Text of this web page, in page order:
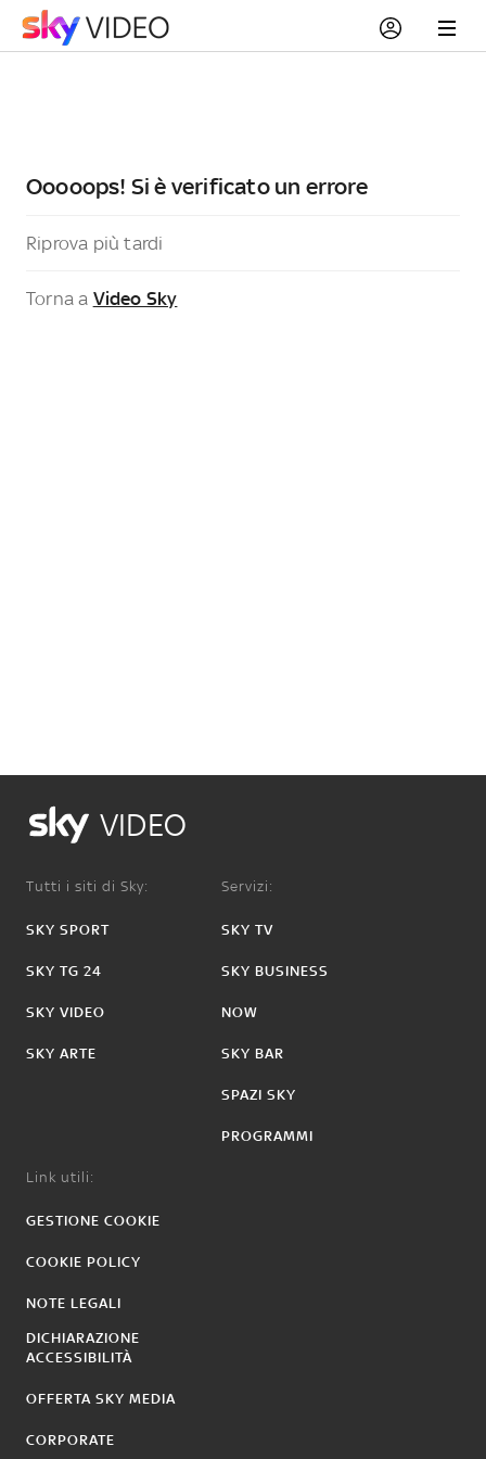
Ooooops! Si è verificato un errore
Riprova più tardi
Torna a Video Sky
VIDEO
Tutti i siti di Sky:
SKY SPORT
SKY TG 24
SKY VIDEO
SKY ARTE
Servizi:
SKY TV
SKY BUSINESS
NOW
SKY BAR
SPAZI SKY
PROGRAMMI
Link utili:
GESTIONE COOKIE
COOKIE POLICY
NOTE LEGALI
DICHIARAZIONE
ACCESSIBILITÀ
OFFERTA SKY MEDIA
CORPORATE